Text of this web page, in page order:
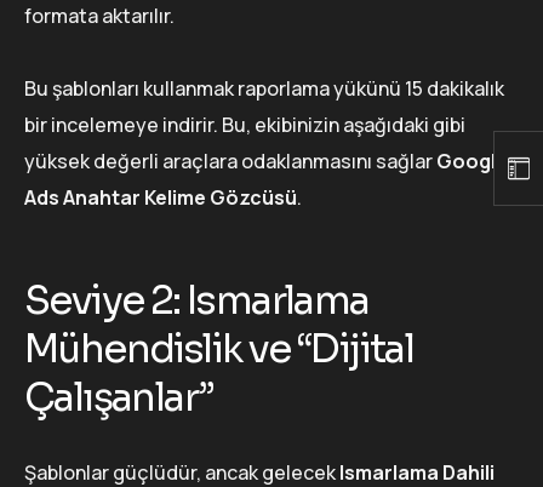
formata aktarılır.
Bu şablonları kullanmak raporlama yükünü 15 dakikalık
bir incelemeye indirir. Bu, ekibinizin aşağıdaki gibi
yüksek değerli araçlara odaklanmasını sağlarGoogle
Ads Anahtar Kelime Gözcüsü.
Seviye 2: Ismarlama
Mühendislik ve “Dijital
Çalışanlar”
Şablonlar güçlüdür, ancak gelecekIsmarlama Dahili